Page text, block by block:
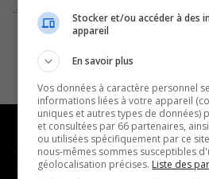
NOUVELLES
Stocker et/ou accéder à des
appareil
En savoir plus
Vos données à caractère personnel
informations liées à votre appareil
uniques et autres types de données)
et consultées par 66 partenaires,
ou utilisées spécifiquement par ce
nous-mêmes sommes susceptibles
géolocalisation précises. Liste des